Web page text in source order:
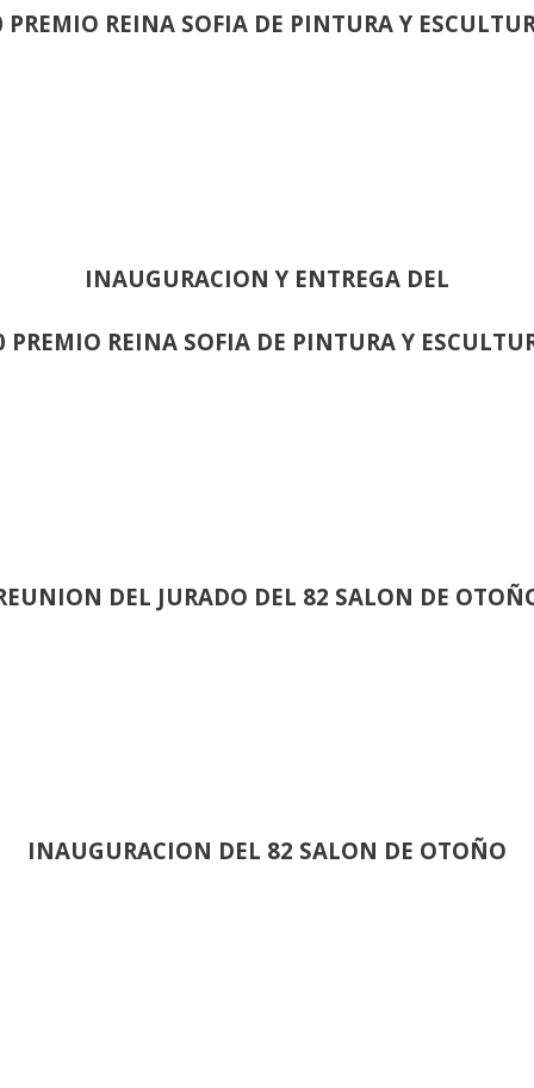
PREMIO REINA SOFIA DE PINTURA Y
INAUGURACION Y ENTREGA DEL
PREMIO REINA SOFIA DE PINTURA Y
DEL JURADO DEL 82 SALON DE
INAUGURACION DEL 82 SALON DE OTOÑO